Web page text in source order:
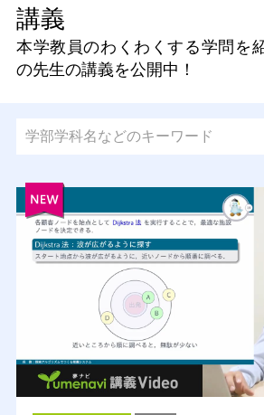
講義
本学教員のわくわくする学問を
の先生の講義を公開中！